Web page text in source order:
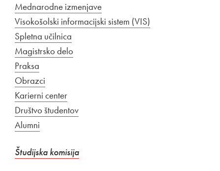
Mednarodne izmenjave
Zunanja povezava na
Visokošolski informacijski sistem (VIS)
Zunanja povezava na
Spletna učilnica
Magistrsko delo
Praksa
Obrazci
Karierni center
Zunanja povezava na
Društvo študentov
Alumni
Študijska komisija